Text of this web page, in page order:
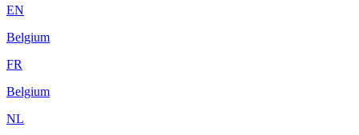
EN
Belgium
FR
Belgium
NL